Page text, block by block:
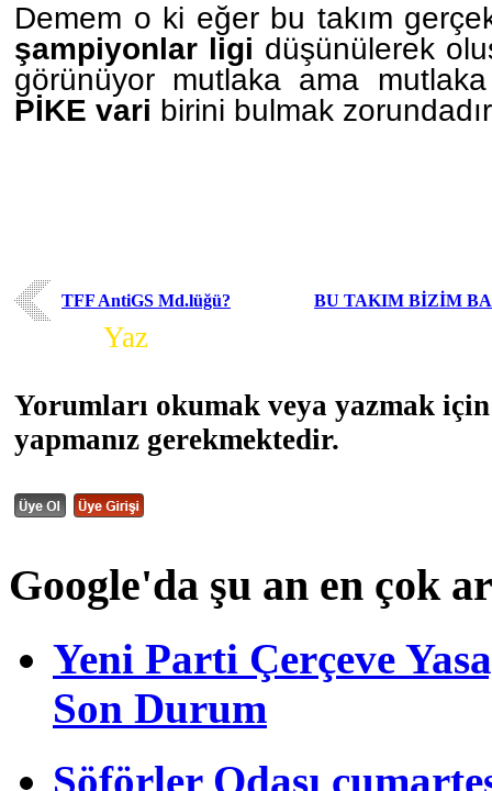
Demem o ki eğer bu takım
şampiyonlar ligi düşünülerek
görünüyor mutlaka ama
PİKE vari birini bulmak
TFF AntiGS Md.lüğü? BU TAKIM BİZİM
Yaz
Yorumları okumak veya yazmak
yapmanız gerekmektedir.
Google'da şu an en çok
Yeni Parti Çerçeve
Son Durum
Şöförler Odası